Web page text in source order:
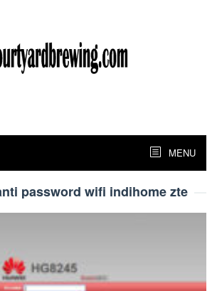
MENU
password wifi indihome zte